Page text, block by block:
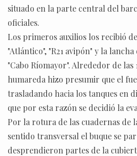
situado en la parte central del
oficiales.
Los primeros auxilios los recibió
"Atlántico", "R21 avipón" y la
"Cabo Ríomayor". Alrededor de las
humareda hizo presumir que el
trasladando hacia los tanques en
que por esta razón se decidió la
Por la rotura de las cuadernas de
sentido transversal el buque se
desprendieron partes de la